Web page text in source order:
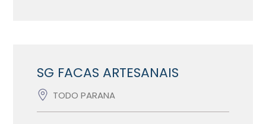
SG FACAS ARTESANAIS
TODO PARANA